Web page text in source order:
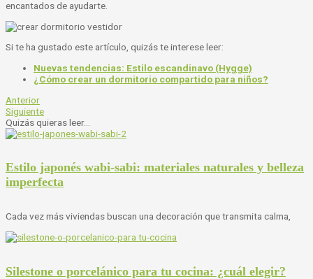
encantados de ayudarte.
Si te ha gustado este artículo, quizás te interese leer:
Nuevas tendencias: Estilo escandinavo (Hygge)
¿Cómo crear un dormitorio compartido para niños?
Anterior
Siguiente
Quizás quieras leer...
Estilo japonés wabi-sabi: materiales naturales y belleza
imperfecta
Cada vez más viviendas buscan una decoración que transmita calma,
Silestone o porcelánico para tu cocina: ¿cuál elegir?